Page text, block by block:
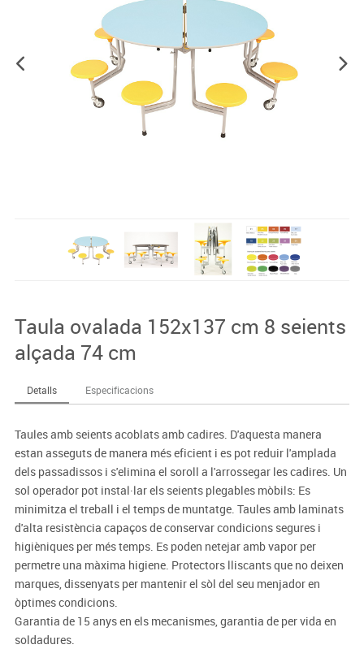
Taula ovalada 152x137 cm 8 seients
alçada 74 cm
Detalls Especificacions
Taules amb seients acoblats amb cadires. D'aquesta manera
estan asseguts de manera més eficient i es pot reduir l'amplada
dels passadissos i s'elimina el soroll a l'arrossegar les cadires. Un
sol operador pot instal·lar els seients plegables mòbils: Es
minimitza el treball i el temps de muntatge. Taules amb laminats
d'alta resistència capaços de conservar condicions segures i
higièniques per més temps. Es poden netejar amb vapor per
permetre una màxima higiene. Protectors lliscants que no deixen
marques, dissenyats per mantenir el sòl del seu menjador en
òptimes condicions.
Garantia de 15 anys en els mecanismes, garantia de per vida en
soldadures.